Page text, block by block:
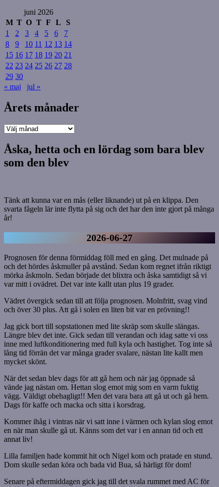
juni 2026
M T O T F L
S
1
2 3 4 5 6
7
8
9 10 11 12 13 14
15 16 17 18 19 20 21
22 23 24 25 26 27 28
29 30
« maj
jul »
Årets månader
Årets
Åska, hetta och en lördag som bara blev
som den blev
Tänk att kunna var en mås (eller liknande) ut på en klippa. Den
svarta fågeln lär inte flytta på sig och det har den inte gjort på många
år!
2026-06-27
Prognosen för denna förmiddag föll med en gång. Det mulnade på
och det hördes åskmuller på avstånd. Sedan kom regnet ifrån riktigt
mörka åskmoln. Sedan började det blixtra och åska samtidigt så vi
var mitt i ovädret. Det var inte kallt utan plus 19 grader.
Vädret övergick sedan till att följa prognosen. Molnfritt, svag vind
och över 30 plus. Att gå i solen en liten bit var en prövning!!
Jag gick bort till sopstationen med lite skräp som skulle slängas.
Längre blev det inte. Gick sedan till verandan och idag satte vi oss
inne med luftkonditionering med full kyla och hastighet. Tog inte så
lång tid förrän det var många grader svalare, nästan lite kallt men
mycket skönt.
När det sedan blev dags för att gå hem och när jag öppnade så
vände jag nästan om. Hettan slog emot mig som en varm fuktig
vägg. Väldigt obehagligt!! Men det vara bara att gå ut och gå hem.
Dags för kaffe och macka och sitta i korsdrag.
Kommer ihåg i vintras när vi satt inne i värmen och kylan slog emot
en när man skulle gå ut. Känns som det var i en annan tid och ett
annat liv!
Lilla familjen hade kommit hit och Nigel kom och pratade en stund.
Dom skulle sedan köra och bada vid Bua, så härligt för dom!
Senare på eftermiddagen gick jag till det svala rummet med AC för